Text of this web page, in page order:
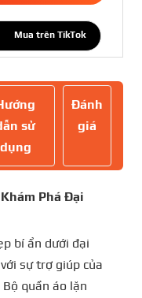
Mua trên TikTok
sử
dụng
Đánh
giá
Phá Đại
bí ẩn dưới đại
sự trợ giúp của
quần áo lặn